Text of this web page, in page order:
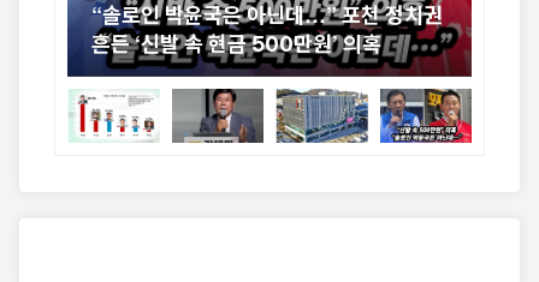
“솔로인 박윤국은 아닌데…” 포천 정치권
흔든 ‘신발 속 현금 500만원’ 의혹